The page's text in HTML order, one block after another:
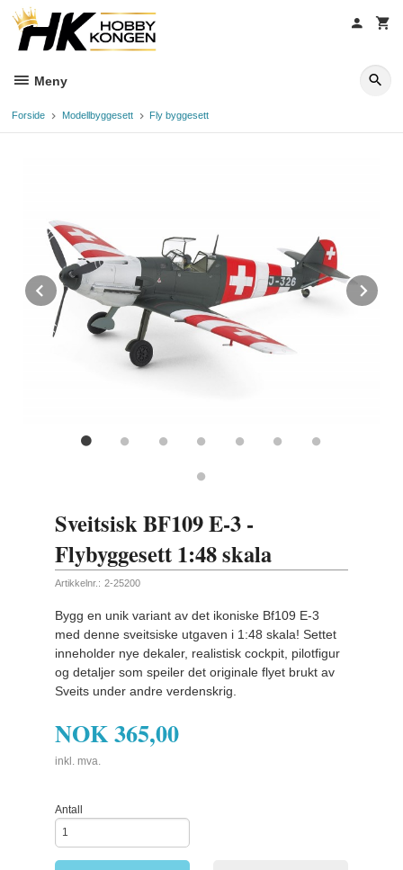
innholdet
Meny
Forside Modellbyggesett Fly byggesett
Prev
Sveitsisk BF109 E-3 -
Flybyggesett 1:48 skala
Artikkelnr.: 2-25200
Bygg en unik variant av det ikoniske Bf109 E-3
med denne sveitsiske utgaven i 1:48 skala! Settet
inneholder nye dekaler, realistisk cockpit, pilotfigur
og detaljer som speiler det originale flyet brukt av
Sveits under andre verdenskrig.
NOK365,00
inkl. mva.
Antall